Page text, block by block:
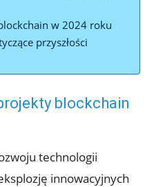
w 2024 roku
przyszłości
blockchain
technologii
innowacyjnych